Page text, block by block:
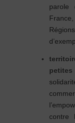
parole
contre